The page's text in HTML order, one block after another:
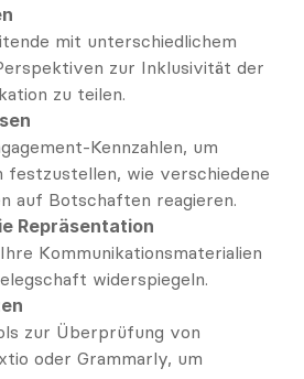
mit unterschiedlichem
zur Inklusivität der
zu teilen.
Kennzahlen, um
festzustellen, wie verschiedene
auf Botschaften reagieren.
Repräsentation
Kommunikationsmaterialien
widerspiegeln.
zur Überprüfung von
oder Grammarly, um